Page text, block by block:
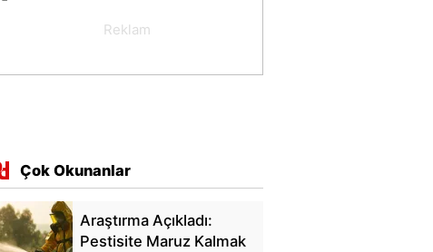
Çok Okunanlar
Araştırma Açıkladı:
Pestisite Maruz Kalmak